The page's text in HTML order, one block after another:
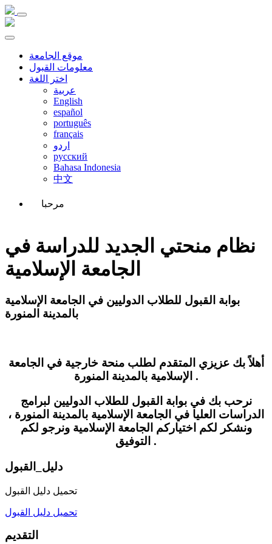
موقع الجامعة
معلومات القبول
اختر اللغة
عربية
English
español
português
français
اردو
русский
Bahasa Indonesia
中文
مرحبا
نظام منحتي الجديد للدراسة في
الجامعة الإسلامية
بوابة القبول للطلاب الدوليين في الجامعة الإسلامية
بالمدينة المنورة
أهلاً بك عزيزي المتقدم لطلب منحة خارجية في الجامعة
الإسلامية بالمدينة المنورة .
نرحب بك في بوابة القبول للطلاب الدوليين لبرامج
الدراسات العليا في الجامعة الإسلامية بالمدينة المنورة ،
ونشكر لكم اختياركم الجامعة الإسلامية ونرجو لكم
التوفيق .
دليل_القبول
تحميل دليل القبول
تحميل دليل القبول
التقديم